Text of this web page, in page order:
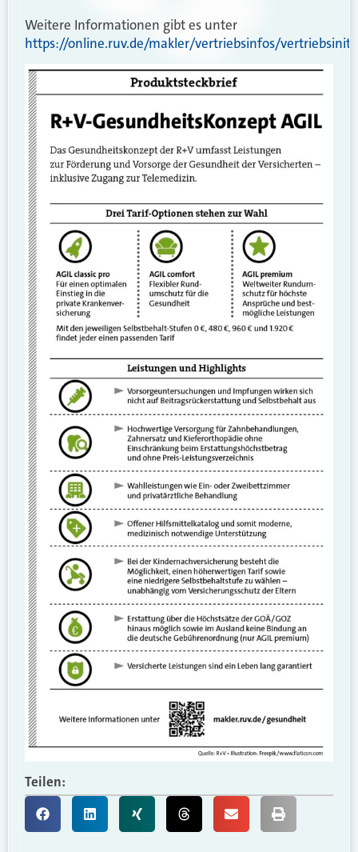
Weitere Informationen gibt es unter
https://online.ruv.de/makler/vertriebsinfos/
Teilen: